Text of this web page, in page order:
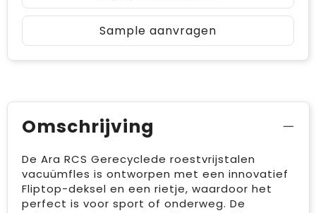
Sample aanvragen
Omschrijving
De Ara RCS Gerecyclede roestvrijstalen
vacuümfles is ontworpen met een innovatief
Fliptop-deksel en een rietje, waardoor het
perfect is voor sport of onderweg. De